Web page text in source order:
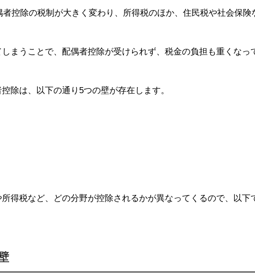
者控除の税制が大きく変わり、所得税のほか、住民税や社会保険
まうことで、配偶者控除が受けられず、税金の負担も重くなっ
除は、以下の通り5つの壁が存在します。
所得税など、どの分野が控除されるかが異なってくるので、以下